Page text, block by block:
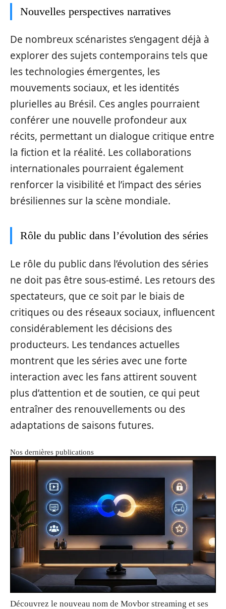
Nouvelles perspectives narratives
De nombreux scénaristes s’engagent déjà à
explorer des sujets contemporains tels que
les technologies émergentes, les
mouvements sociaux, et les identités
plurielles au Brésil. Ces angles pourraient
conférer une nouvelle profondeur aux
récits, permettant un dialogue critique entre
la fiction et la réalité. Les collaborations
internationales pourraient également
renforcer la visibilité et l’impact des séries
brésiliennes sur la scène mondiale.
Rôle du public dans l’évolution des séries
Le rôle du public dans l’évolution des séries
ne doit pas être sous-estimé. Les retours des
spectateurs, que ce soit par le biais de
critiques ou des réseaux sociaux, influencent
considérablement les décisions des
producteurs. Les tendances actuelles
montrent que les séries avec une forte
interaction avec les fans attirent souvent
plus d’attention et de soutien, ce qui peut
entraîner des renouvellements ou des
adaptations de saisons futures.
Nos dernières publications
Découvrez le nouveau nom de Movbor streaming et ses